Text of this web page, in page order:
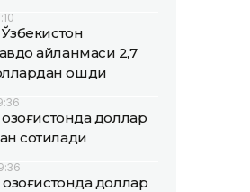
Ўзбекистон
айланмаси 2,7
ошди
доллар
сотилади
доллар